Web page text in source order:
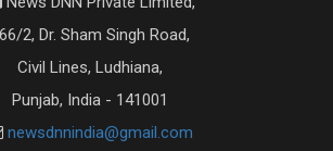
2, Dr. Sham Singh Road,
Civil Lines, Ludhiana,
Punjab, India - 141001
newsdnnindia@gmail.com